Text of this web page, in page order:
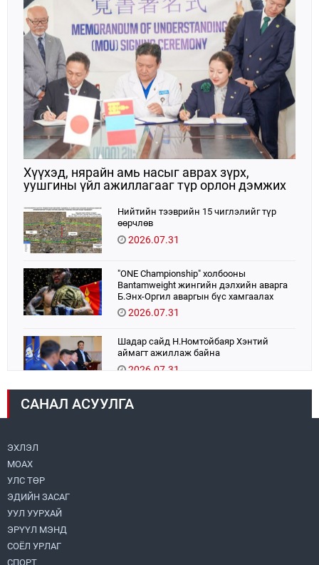
Хүүхэд, нярайн амь насыг аврах зүрх,
уушгины үйл ажиллагааг түр орлон дэмжих
Нийтийн тээврийн 15 чиглэлийг түр
өөрчлөв
2026.07.31
"ONE Championship" холбооны
Bantamweight жингийн дэлхийн аварга
Б.Энх-Оргил аваргын бүс хамгаалах
тулаанаа өнөөдөр хийнэ.
2026.07.31
Шадар сайд Н.Номтойбаяр Хэнтий
аймагт ажиллаж байна
2026.07.31
Авто зам шинээр барина
САНАЛ АСУУЛГА
ЭХЛЭЛ
МОАХ
УЛС ТӨР
ЭДИЙН ЗАСАГ
УУЛ УУРХАЙ
ЭРҮҮЛ МЭНД
СОЁЛ УРЛАГ
СПОРТ